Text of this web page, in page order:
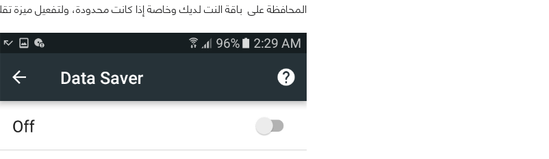
المحافظة على باقة النت لديك وخاصة إذا كانت محدودة، ولتفعيل ميزة